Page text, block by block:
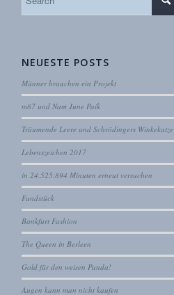
NEUESTE POSTS
Männer brauchen ein Projekt
m87 und Nam June Paik
Träumende Leere und Schrödingers Winkekatze
Lebenszeichen 2017
in 24.525.894 Minuten erneut versuchen
Fundstück
Bankfurt Fashion
The Queen in Berleen
Gold für den weisen Panda!
Augen kann man nicht kaufen